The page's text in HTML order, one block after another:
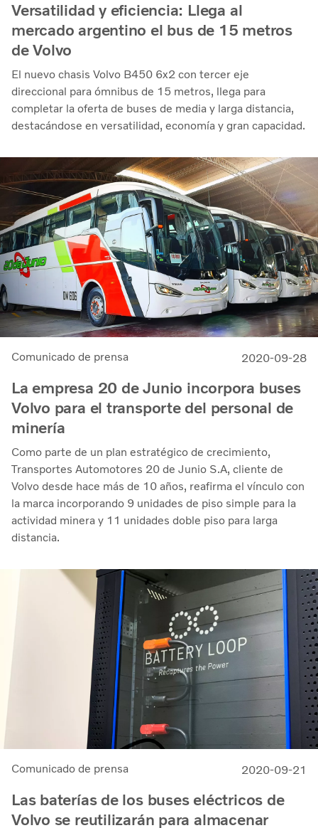
Versatilidad y eficiencia: Llega al
mercado argentino el bus de 15 metros
de Volvo
El nuevo chasis Volvo B450 6x2 con tercer eje
direccional para ómnibus de 15 metros, llega para
completar la oferta de buses de media y larga distancia,
destacándose en versatilidad, economía y gran capacidad.
Comunicado de prensa 2020-09-28
La empresa 20 de Junio incorpora buses
Volvo para el transporte del personal de
minería
Como parte de un plan estratégico de crecimiento,
Transportes Automotores 20 de Junio S.A, cliente de
Volvo desde hace más de 10 años, reafirma el vínculo con
la marca incorporando 9 unidades de piso simple para la
actividad minera y 11 unidades doble piso para larga
distancia.
Comunicado de prensa 2020-09-21
Las baterías de los buses eléctricos de
Volvo se reutilizarán para almacenar